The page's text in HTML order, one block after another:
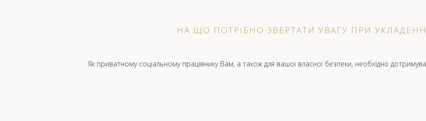
НА ЩО ПОТРІБНО ЗВЕРТАТИ УВАГУ ПРИ
Як приватному соціальному працівнику Вам, а також для вашої власної безпеки, необхідно